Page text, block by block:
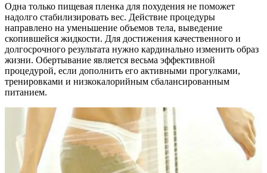
Одна только пищевая пленка для похудения не поможет
надолго стабилизировать вес. Действие процедуры
направлено на уменьшение объемов тела, выведение
скопившейся жидкости. Для достижения качественного и
долгосрочного результата нужно кардинально изменить образ
жизни. Обертывание является весьма эффективной
процедурой, если дополнить его активными прогулками,
тренировками и низкокалорийным сбалансированным
питанием.